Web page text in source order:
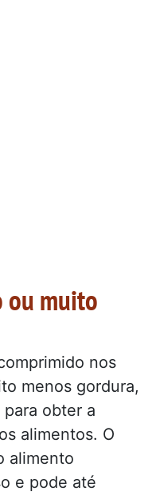
ou muito
nos
menos gordura,
obter a
alimentos. O
alimento
e pode até